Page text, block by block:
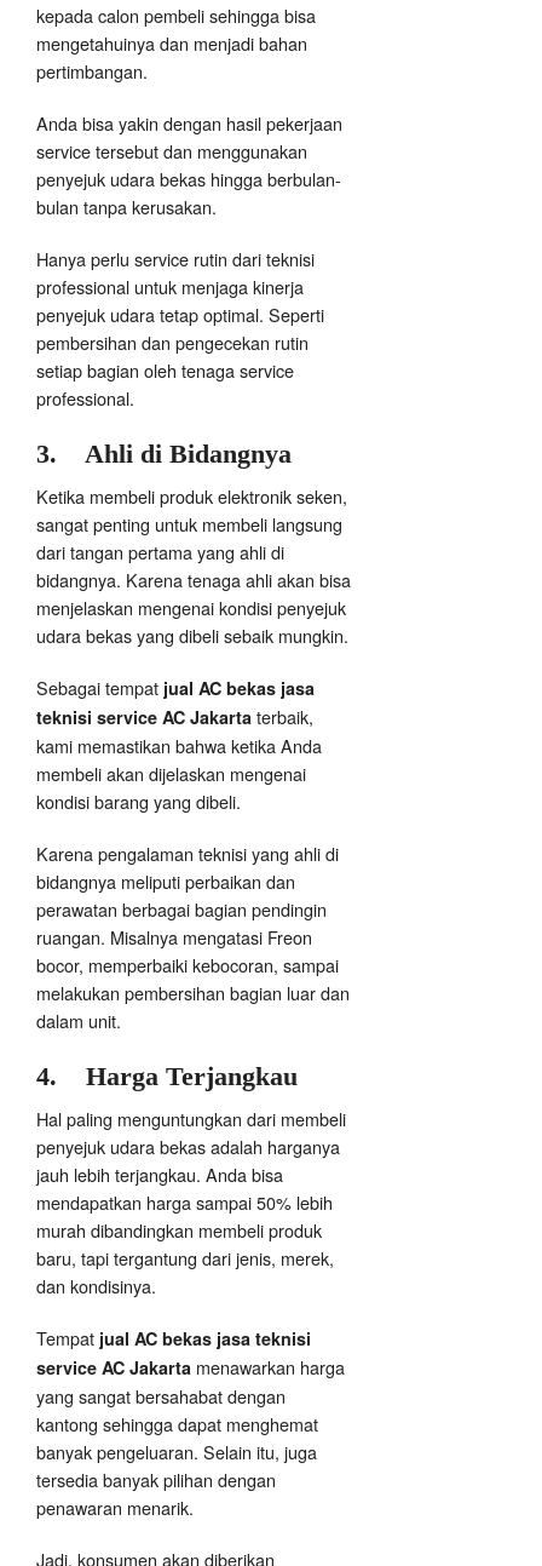
kepada calon pembeli sehingga bisa
mengetahuinya dan menjadi bahan
pertimbangan.
Anda bisa yakin dengan hasil pekerjaan
service tersebut dan menggunakan
penyejuk udara bekas hingga berbulan-
bulan tanpa kerusakan.
Hanya perlu service rutin dari teknisi
professional untuk menjaga kinerja
penyejuk udara tetap optimal. Seperti
pembersihan dan pengecekan rutin
setiap bagian oleh tenaga service
professional.
3. Ahli di Bidangnya
Ketika membeli produk elektronik seken,
sangat penting untuk membeli langsung
dari tangan pertama yang ahli di
bidangnya. Karena tenaga ahli akan bisa
menjelaskan mengenai kondisi penyejuk
udara bekas yang dibeli sebaik mungkin.
Sebagai tempat jual AC bekas jasa
teknisi service AC Jakarta terbaik,
kami memastikan bahwa ketika Anda
membeli akan dijelaskan mengenai
kondisi barang yang dibeli.
Karena pengalaman teknisi yang ahli di
bidangnya meliputi perbaikan dan
perawatan berbagai bagian pendingin
ruangan. Misalnya mengatasi Freon
bocor, memperbaiki kebocoran, sampai
melakukan pembersihan bagian luar dan
dalam unit.
4. Harga Terjangkau
Hal paling menguntungkan dari membeli
penyejuk udara bekas adalah harganya
jauh lebih terjangkau. Anda bisa
mendapatkan harga sampai 50% lebih
murah dibandingkan membeli produk
baru, tapi tergantung dari jenis, merek,
dan kondisinya.
Tempat jual AC bekas jasa teknisi
service AC Jakarta menawarkan harga
yang sangat bersahabat dengan
kantong sehingga dapat menghemat
banyak pengeluaran. Selain itu, juga
tersedia banyak pilihan dengan
penawaran menarik.
Jadi, konsumen akan diberikan